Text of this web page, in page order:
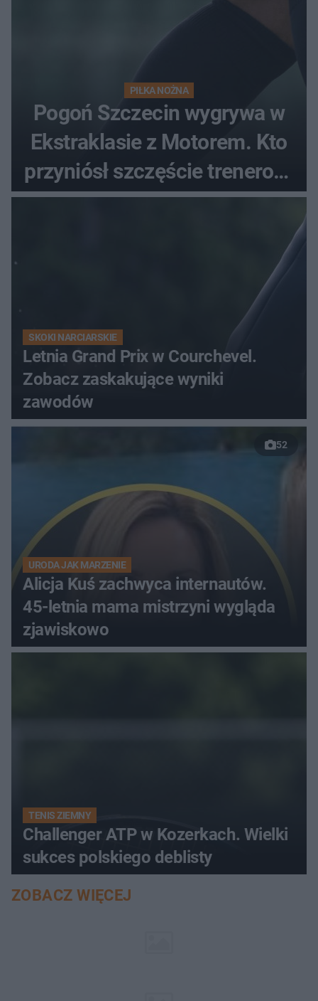
PIŁKA NOŻNA
Pogoń Szczecin wygrywa w
Ekstraklasie z Motorem. Kto
przyniósł szczęście trenerowi
gospodarzy?
SKOKI NARCIARSKIE
Letnia Grand Prix w Courchevel.
Zobacz zaskakujące wyniki
zawodów
52
URODA JAK MARZENIE
Alicja Kuś zachwyca internautów.
45-letnia mama mistrzyni wygląda
zjawiskowo
TENIS ZIEMNY
Challenger ATP w Kozerkach. Wielki
sukces polskiego deblisty
ZOBACZ WIĘCEJ